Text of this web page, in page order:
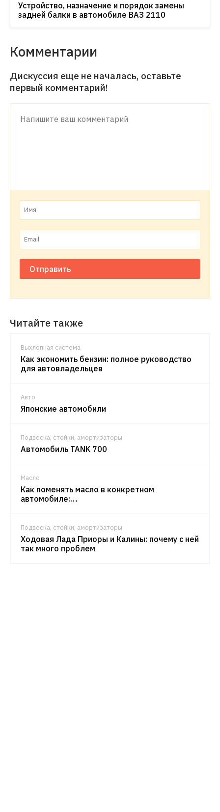
Устройство, назначение и порядок замены
задней балки в автомобиле ВАЗ 2110
Комментарии
Дискуссия еще не началась, оставьте
первый комментарий!
Отправить
Читайте также
Выхлопная система
Как экономить бензин: полное руководство
для автовладельцев
Авто
Японские автомобили
Подвеска, стойки, амортизаторы
Автомобиль TANK 700
Масло
Как поменять масло в конкретном
автомобиле:…
Подвеска, стойки, амортизаторы
Ходовая Лада Приоры и Калины: почему с ней
так много проблем